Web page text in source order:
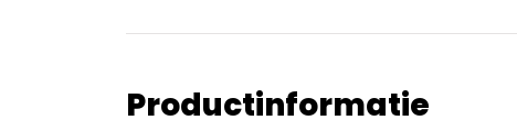
Productinformatie